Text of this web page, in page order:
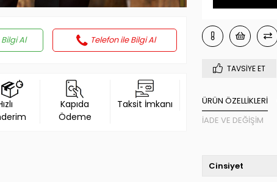
Al Telefon ile Bilgi Al
Kapıda
Ödeme
Taksit İmkanı
TAVSIYE ET
ÜRÜN ÖZELLIKLERI
İADE VE DEĞIŞIM
Cinsiyet